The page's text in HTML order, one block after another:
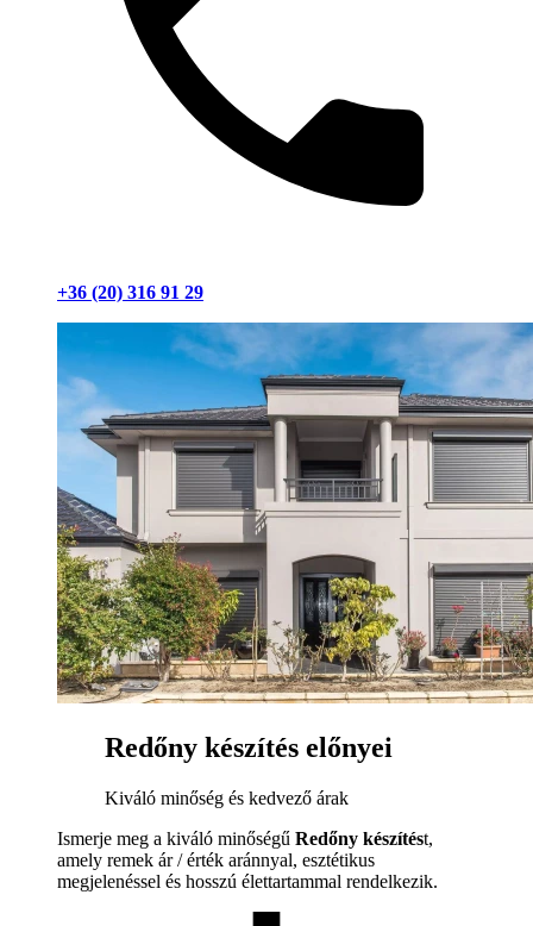
+36 (20) 316 91 29
Redőny készítés előnyei
Kiváló minőség és kedvező árak
Ismerje meg a kiváló minőségű Redőny készítést,
amely remek ár / érték aránnyal, esztétikus
megjelenéssel és hosszú élettartammal rendelkezik.